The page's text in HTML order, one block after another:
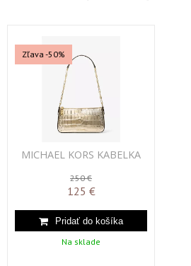
MICHAEL KORS KABELKA
Zľava -50%
250 €
125 €
Na sklade